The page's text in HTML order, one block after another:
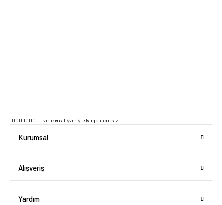
1000 1000 TL ve üzeri alışverişte kargo ücretsiz
Kurumsal
Alışveriş
Yardım